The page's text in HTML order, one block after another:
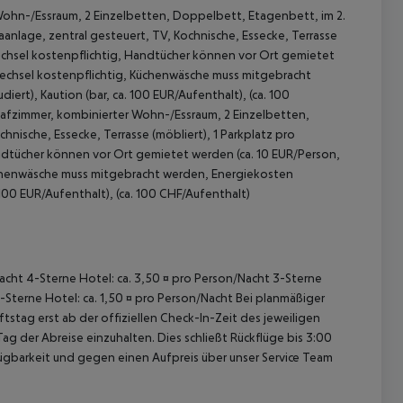
Essraum, 2 Einzelbetten, Doppelbett, Etagenbett, im 2.
zentral gesteuert, TV, Kochnische, Essecke, Terrasse
kostenpflichtig, Handtücher können vor Ort gemietet
kostenpflichtig, Küchenwäsche muss mitgebracht
Kaution (bar, ca. 100 EUR/Aufenthalt), (ca. 100
kombinierter Wohn-/Essraum, 2 Einzelbetten,
Essecke, Terrasse (möbliert), 1 Parkplatz pro
können vor Ort gemietet werden (ca. 10 EUR/Person,
muss mitgebracht werden, Energiekosten
EUR/Aufenthalt), (ca. 100 CHF/Aufenthalt)
4-Sterne Hotel: ca. 3,50 ¤ pro Person/Nacht 3-Sterne
Hotel: ca. 1,50 ¤ pro Person/Nacht Bei planmäßiger
erst ab der offiziellen Check-In-Zeit des jeweiligen
der Abreise einzuhalten. Dies schließt Rückflüge bis 3:00
und gegen einen Aufpreis über unser Service Team